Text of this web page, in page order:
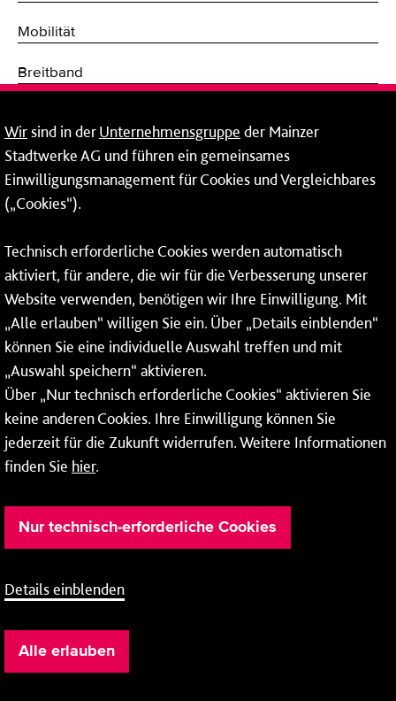
Mobilität
Breitband
Netze
Mainzer Taubertsberg Bad
Tel.:06131 - 12 91 00
Weitere Infos zu unserenÖffnungszeiten.
Wirsind in derUnternehmensgruppe der Mainzer
Stadtwerke AG und führen ein gemeinsames
Einwilligungsmanagement für Cookies und Vergleichbares
(„Cookies“).
Technisch erforderliche Cookies werden automatisch
aktiviert, für andere, die wir für die Verbesserung unserer
Website verwenden, benötigen wir Ihre Einwilligung. Mit
„Alle erlauben“ willigen Sie ein. Über „Details einblenden“
können Sie eine individuelle Auswahl treffen und mit
„Auswahl speichern“ aktivieren.
Über „Nur technisch erforderliche Cookies“ aktivieren Sie
keine anderen Cookies. Ihre Einwilligung können Sie
jederzeit für die Zukunft widerrufen. Weitere Informationen
finden Sie hier.
Nur technisch-erforderliche Cookies
Details einblenden
Alle erlauben